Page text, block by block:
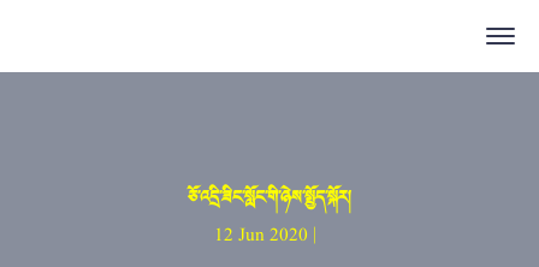
ཅོ་འདྲི་ཟིང་སློང་གི་ཉེས་སྤྱོད་སྐོར།
12 Jun 2020 |